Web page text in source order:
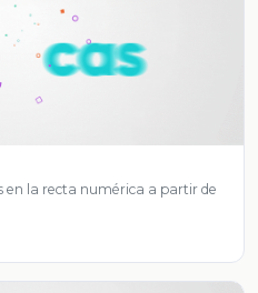
en la recta numérica a partir de